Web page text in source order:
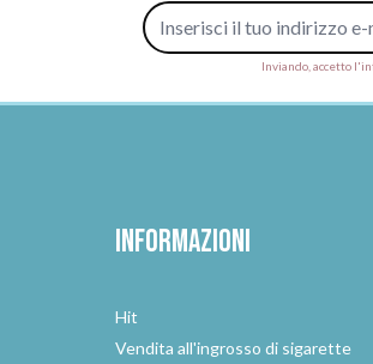
Indirizzo e-mail
Inviando, accetto
Informazioni
Hit
Vendita all'ingrosso di sigarette